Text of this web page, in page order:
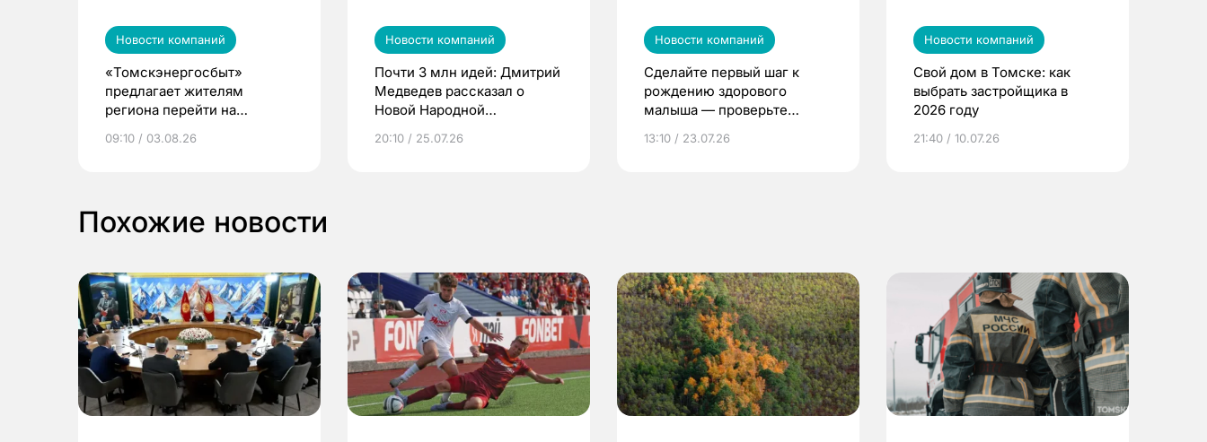
Новости компаний
«Томскэнергосбыт»
предлагает жителям
региона перейти на
выиграть призы
09:10 / 03.08.26
Новости компаний
Почти 3 млн идей: Дмитрий
Медведев рассказал о
Новой Народной
20:10 / 25.07.26
Новости компаний
Сделайте первый шаг к
рождению здорового
малыша — проверьте
по ОМС!
13:10 / 23.07.26
Новости компаний
Свой дом в Томске: как
выбрать застройщика в
2026 году
21:40 / 10.07.26
Похожие новости